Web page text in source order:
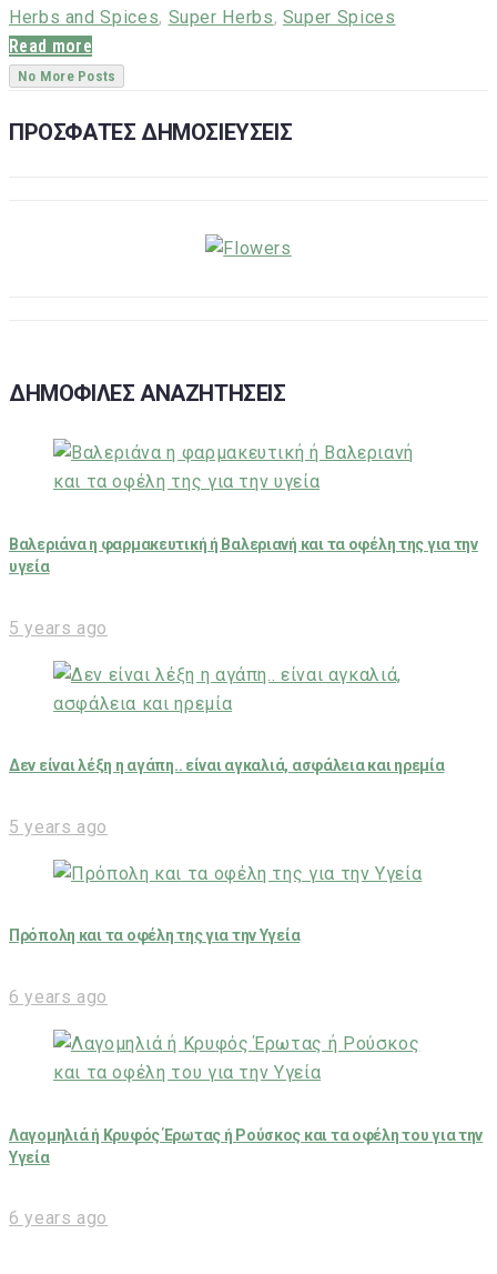
Herbs and Spices, Super Herbs, Super Spices
Read more
No More Posts
ΠΡΟΣΦΑΤΕΣ ΔΗΜΟΣΙΕΥΣΕΙΣ
ΔΗΜΟΦΙΛΕΣ ΑΝΑΖΗΤΗΣΕΙΣ
Βαλεριάνα η φαρμακευτική ή Βαλεριανή και τα οφέλη της για την
υγεία
5 years ago
Δεν είναι λέξη η αγάπη.. είναι αγκαλιά, ασφάλεια και ηρεμία
5 years ago
Πρόπολη και τα οφέλη της για την Υγεία
6 years ago
Λαγομηλιά ή Κρυφός Έρωτας ή Ρούσκος και τα οφέλη του για την
Υγεία
6 years ago